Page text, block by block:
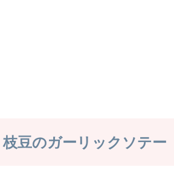
枝豆のガーリックソテー